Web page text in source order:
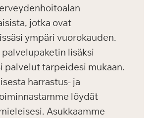
jotka ovat
ympäri vuorokauden.
lisäksi
palvelut tarpeidesi mukaan.
harrastus- ja
löydät
Asukkaamme